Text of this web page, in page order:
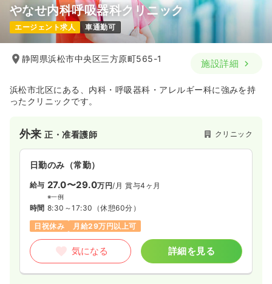
やなせ内科呼吸器科クリニック
エージェント求人 車通勤可
静岡県浜松市中央区三方原町565-1 施設詳細
浜松市北区にある、内科・呼吸器科・アレルギー科に強みを持
ったクリニックです。
外来正・准看護師 クリニック
日勤のみ（常勤）
給与 27.0〜29.0万円/月 賞与4ヶ月
※一例
時間 8:30～17:30 （休憩60分）
日祝休み
月給29万円以上可
気になる 詳細を見る